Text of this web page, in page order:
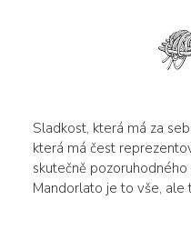
Sladkost, která má za
která má čest
skutečně pozoruhodného
Mandorlato je to vše, ale